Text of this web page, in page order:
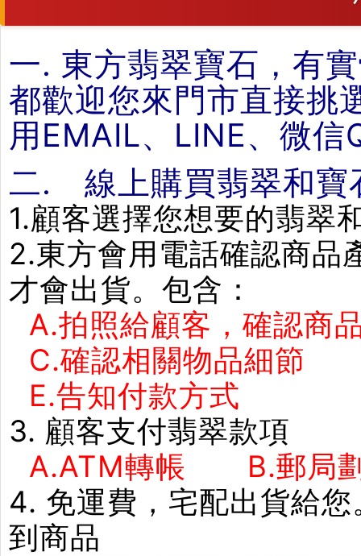
一. 東方翡翠寶石，有
都歡迎您來門市直接挑
用EMAIL、LINE、微信
二. 線上購買翡翠和寶
1.顧客選擇您想要的翡翠
2.東方會用電話確認商品
才會出貨。包含：
A.拍照給顧客，確認商
C.確認相關物品細
E.告知付款方式 F.
3. 顧客支付翡翠款項
A.ATM轉帳 B.郵局劃
4. 免運費，宅配出貨給
到商品